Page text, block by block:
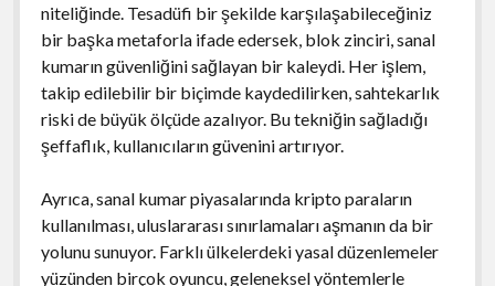
niteliğinde. Tesadüfi bir şekilde karşılaşabileceğiniz
bir başka metaforla ifade edersek, blok zinciri, sanal
kumarın güvenliğini sağlayan bir kaleydi. Her işlem,
takip edilebilir bir biçimde kaydedilirken, sahtekarlık
riski de büyük ölçüde azalıyor. Bu tekniğin sağladığı
şeffaflık, kullanıcıların güvenini artırıyor.
Ayrıca, sanal kumar piyasalarında kripto paraların
kullanılması, uluslararası sınırlamaları aşmanın da bir
yolunu sunuyor. Farklı ülkelerdeki yasal düzenlemeler
yüzünden birçok oyuncu, geleneksel yöntemlerle